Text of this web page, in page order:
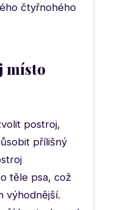
čtyřnohého
místo
postroj,
přílišný
těle psa, což
výhodnější.